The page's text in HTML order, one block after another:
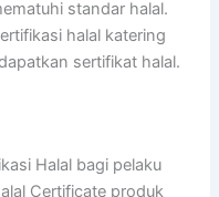
standar halal.
halal katering
sertifikat halal.
Halal bagi pelaku
Certificate produk